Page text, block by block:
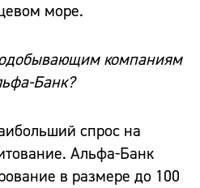
море.
компаниям
Банк?
спрос на
Альфа-Банк
в размере до 100